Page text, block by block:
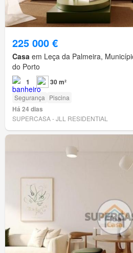
225 000 €
Casa em Leça da Palmeira,
do Porto
1 30 m²
Segurança Piscina
Há 24 dias
SUPERCASA - JLL RESIDENTIAL